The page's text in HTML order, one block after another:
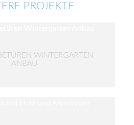
PROJEKTE
WINTERGARTEN
ANBAU